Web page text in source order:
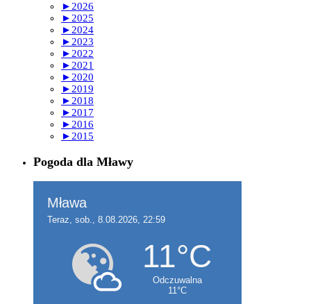
► 2026
► 2025
► 2024
► 2023
► 2022
► 2021
► 2020
► 2019
► 2018
► 2017
► 2016
► 2015
Pogoda dla Mławy